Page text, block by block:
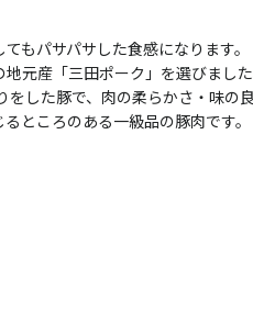
もパサパサした食感になります。
元産「三田ポーク」を選びました
した豚で、肉の柔らかさ・味の
ところのある一級品の豚肉です。